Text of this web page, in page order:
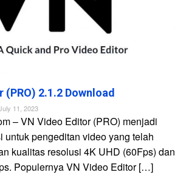
2.1.2 Download
11, 2023
– VN Video Editor (PRO) menjadi
untuk pengeditan video yang telah
kualitas resolusi 4K UHD (60Fps) dan
Populernya VN Video Editor […]